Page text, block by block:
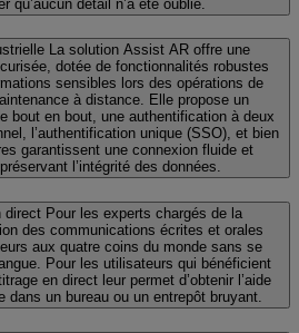
qu’aucun détail n’a été oublié.
La solution Assist AR offre une
dotée de fonctionnalités robustes
sensibles lors des opérations de
à distance. Elle propose un
bout en bout, une authentification à deux
l’authentification unique (SSO), et bien
garantissent une connexion fluide et
l’intégrité des données.
direct Pour les experts chargés de la
des communications écrites et orales
aux quatre coins du monde sans se
Pour les utilisateurs qui bénéficient
en direct leur permet d’obtenir l’aide
un bureau ou un entrepôt bruyant.